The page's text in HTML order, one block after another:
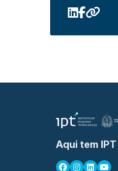
Aqui tem IPT